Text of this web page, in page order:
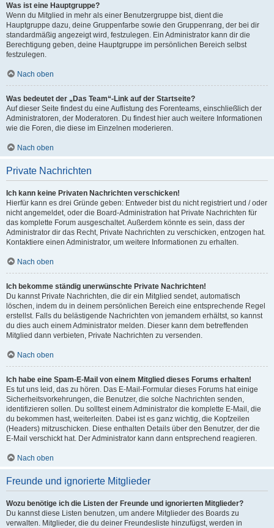
Was ist eine Hauptgruppe?
Wenn du Mitglied in mehr als einer Benutzergruppe bist, dient die
Hauptgruppe dazu, deine Gruppenfarbe sowie den Gruppenrang, der bei dir
standardmäßig angezeigt wird, festzulegen. Ein Administrator kann dir die
Berechtigung geben, deine Hauptgruppe im persönlichen Bereich selbst
festzulegen.
Nach oben
Was bedeutet der „Das Team“-Link auf der Startseite?
Auf dieser Seite findest du eine Auflistung des Forenteams, einschließlich der
Administratoren, der Moderatoren. Du findest hier auch weitere Informationen
wie die Foren, die diese im Einzelnen moderieren.
Nach oben
Private Nachrichten
Ich kann keine Privaten Nachrichten verschicken!
Hierfür kann es drei Gründe geben: Entweder bist du nicht registriert und / oder
nicht angemeldet, oder die Board-Administration hat Private Nachrichten für
das komplette Forum ausgeschaltet. Außerdem könnte es sein, dass der
Administrator dir das Recht, Private Nachrichten zu verschicken, entzogen hat.
Kontaktiere einen Administrator, um weitere Informationen zu erhalten.
Nach oben
Ich bekomme ständig unerwünschte Private Nachrichten!
Du kannst Private Nachrichten, die dir ein Mitglied sendet, automatisch
löschen, indem du in deinem persönlichen Bereich eine entsprechende Regel
erstellst. Falls du belästigende Nachrichten von jemandem erhältst, so kannst
du dies auch einem Administrator melden. Dieser kann dem betreffenden
Mitglied dann verbieten, Private Nachrichten zu versenden.
Nach oben
Ich habe eine Spam-E-Mail von einem Mitglied dieses Forums erhalten!
Es tut uns leid, das zu hören. Das E-Mail-Formular dieses Forums hat einige
Sicherheitsvorkehrungen, die Benutzer, die solche Nachrichten senden,
identifizieren sollen. Du solltest einem Administrator die komplette E-Mail, die
du bekommen hast, weiterleiten. Dabei ist es ganz wichtig, die Kopfzeilen
(Headers) mitzuschicken. Diese enthalten Details über den Benutzer, der die
E-Mail verschickt hat. Der Administrator kann dann entsprechend reagieren.
Nach oben
Freunde und ignorierte Mitglieder
Wozu benötige ich die Listen der Freunde und ignorierten Mitglieder?
Du kannst diese Listen benutzen, um andere Mitglieder des Boards zu
verwalten. Mitglieder, die du deiner Freundesliste hinzufügst, werden in